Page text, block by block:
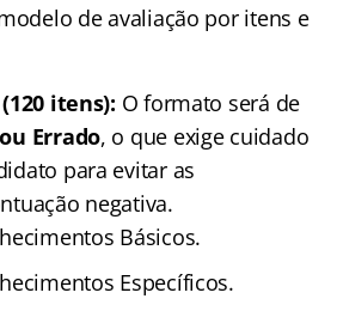
de avaliação por itens e
itens): O formato será de
Errado, o que exige cuidado
para evitar as
negativa.
Básicos.
Específicos.